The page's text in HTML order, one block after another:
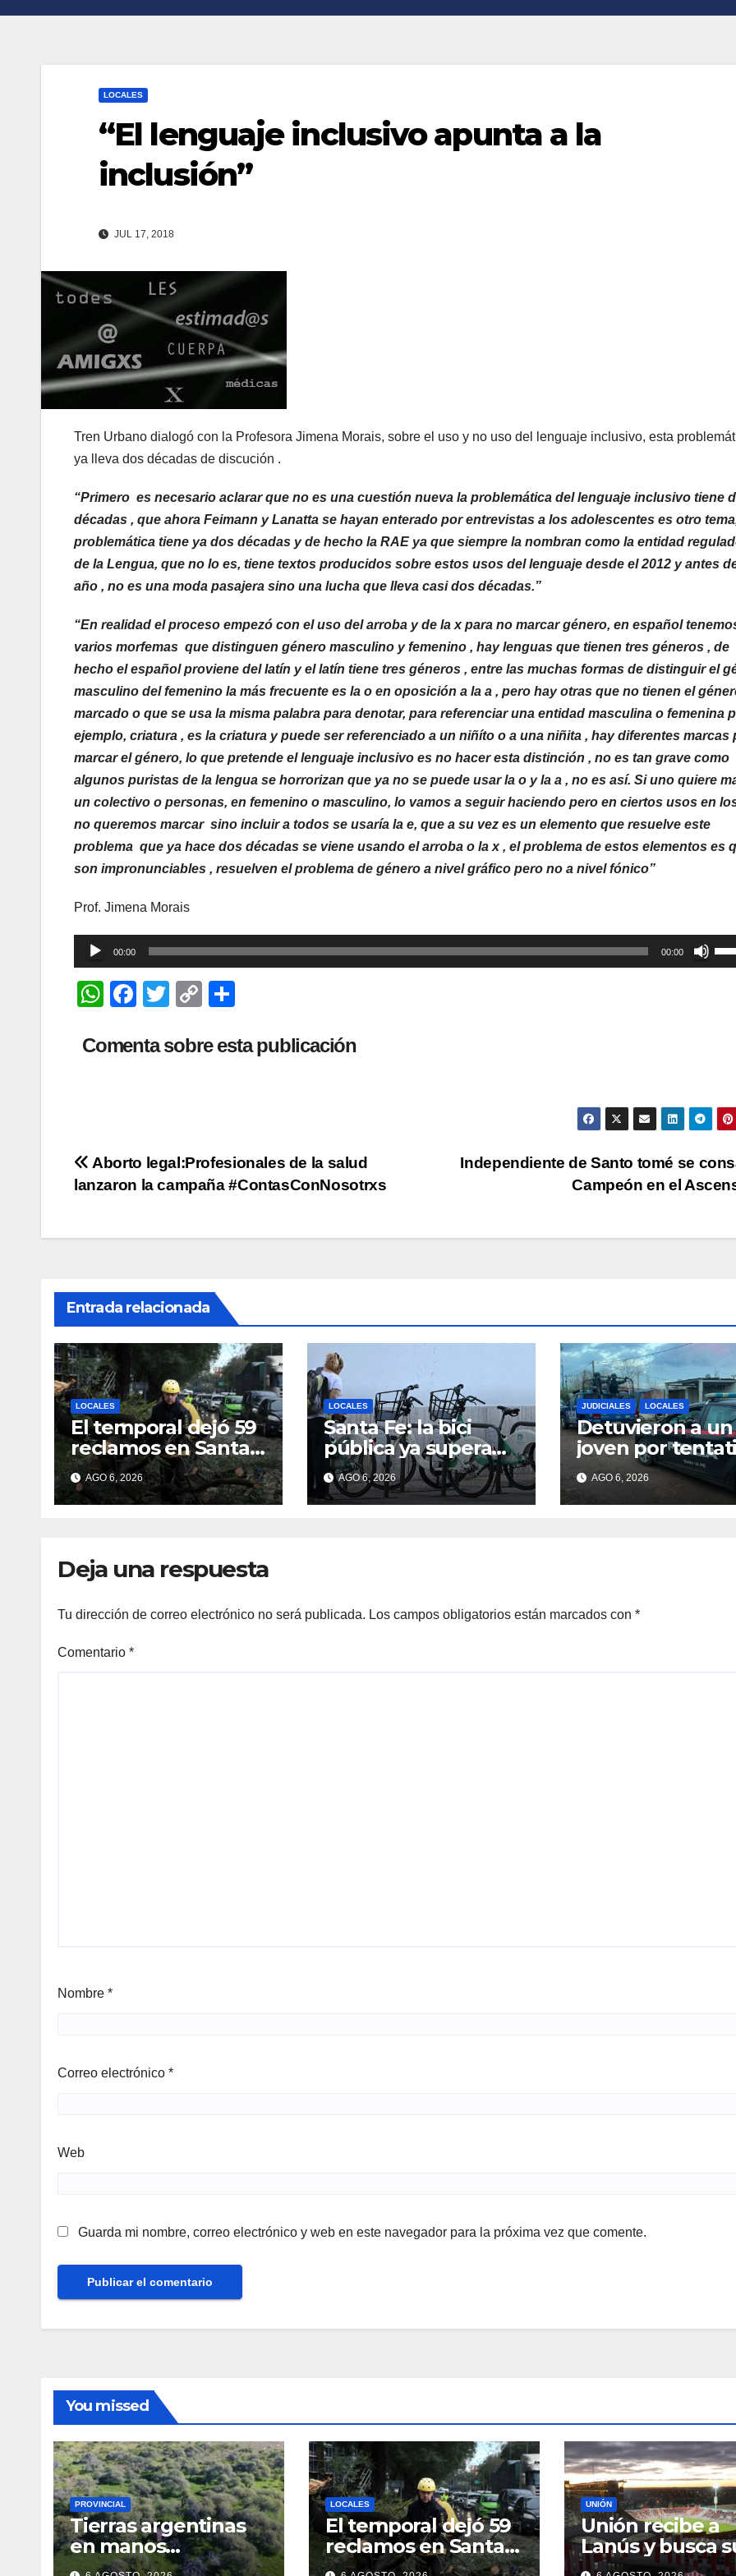
LOCALES
“El lenguaje inclusivo apunta a la
inclusión”
JUL 17, 2018
Tren Urbano dialogó con la Profesora Jimena Morais, sobre el uso y no uso del lenguaje inclusivo, esta
ya lleva dos décadas de discución .
“Primero es necesario aclarar que no es una cuestión nueva la problemática del lenguaje inclusivo tiene
décadas , que ahora Feimann y Lanatta se hayan enterado por entrevistas a los adolescentes es otro
problemática tiene ya dos décadas y de hecho la RAE ya que siempre la nombran como la entidad
de la Lengua, que no lo es, tiene textos producidos sobre estos usos del lenguaje desde el 2012 y antes
año , no es una moda pasajera sino una lucha que lleva casi dos décadas.”
“En realidad el proceso empezó con el uso del arroba y de la x para no marcar género, en español
varios morfemas que distinguen género masculino y femenino , hay lenguas que tienen tres géneros , de
hecho el español proviene del latín y el latín tiene tres géneros , entre las muchas formas de distinguir el
masculino del femenino la más frecuente es la o en oposición a la a , pero hay otras que no tienen el
marcado o que se usa la misma palabra para denotar, para referenciar una entidad masculina o femenina
ejemplo, criatura , es la criatura y puede ser referenciado a un niñíto o a una niñita , hay diferentes marcas
marcar el género, lo que pretende el lenguaje inclusivo es no hacer esta distinción , no es tan grave como
algunos puristas de la lengua se horrorizan que ya no se puede usar la o y la a , no es así. Si uno quiere
un colectivo o personas, en femenino o masculino, lo vamos a seguir haciendo pero en ciertos usos en
no queremos marcar sino incluir a todos se usaría la e, que a su vez es un elemento que resuelve este
problema que ya hace dos décadas se viene usando el arroba o la x , el problema de estos elementos es
son impronunciables , resuelven el problema de género a nivel gráfico pero no a nivel fónico”
Prof. Jimena Morais
Reproductor
de
audio
00:00 00:00
las
el
W
at
p
F
c
o
k
T
tt
C
p
k
m
Comenta sobre esta publicación
Navegación
entradas
Independiente de Santo tomé se
Campeón en el
Aborto legal:Profesionales de la salud
lanzaron la campaña #ContasConNosotrxs
Entrada relacionada
LOCALES
El temporal dejó 59
reclamos en Santa
Fe y continúan los
operativos
municipales
AGO 6, 2026
LOCALES
Santa Fe: la bici
pública ya supera
los 670 mil viajes y
suma nuevas
estaciones
AGO 6, 2026
JUDICIALES LOCALES
Detuvieron a un
joven por
de homicidio en
barrio 12 de
Octubre
AGO 6, 2026
Deja una respuesta
Tu dirección de correo electrónico no será publicada. Los campos obligatorios están marcados con *
Comentario *
Nombre *
Correo electrónico *
Web
Guarda mi nombre, correo electrónico y web en este navegador para la próxima vez que comente.
You missed
PROVINCIAL
Tierras argentinas
en manos
extranjeras: qué
LOCALES
El temporal dejó 59
reclamos en Santa
Fe y continúan los
UNIÓN
Unión recibe a
Lanús y busca
primer triunfo
n